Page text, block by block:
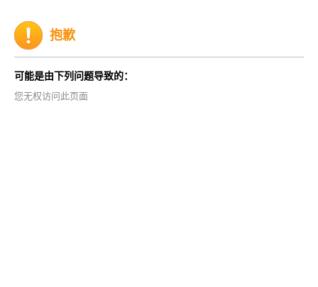
抱歉
可能是由下列问题导致的：
您无权访问此页面